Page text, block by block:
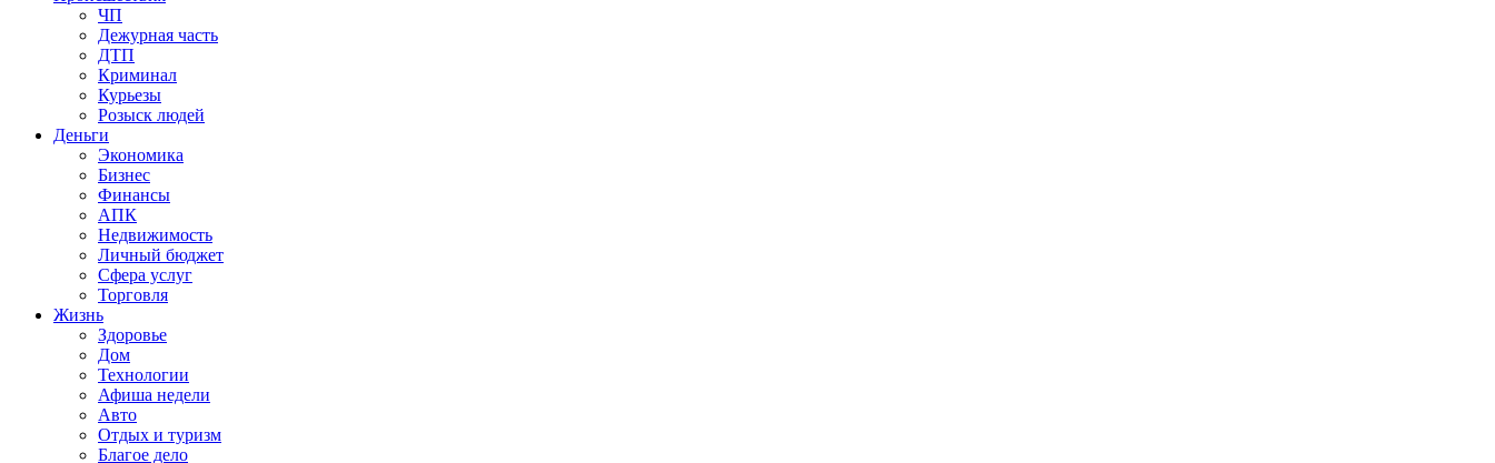
ЧП
Дежурная часть
ДТП
Криминал
Курьезы
Розыск людей
Деньги
Экономика
Бизнес
Финансы
АПК
Недвижимость
Личный бюджет
Сфера услуг
Торговля
Жизнь
Здоровье
Дом
Технологии
Афиша недели
Авто
Отдых и туризм
Благое дело